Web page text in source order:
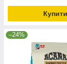
Купити
–24%